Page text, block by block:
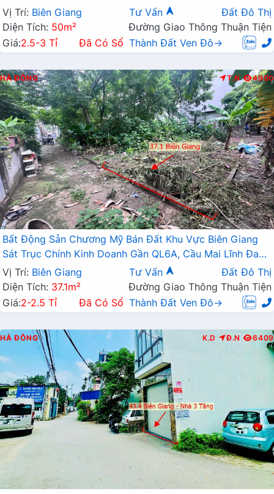
Vị Trí: Biên Giang Tư Vấn
Đất Đô Thị
Diện Tích: 50m²
Đường Giao Thông Thuận Tiện
Giá:2.5-3 Tỉ Đã Có Sổ Thành Đất Ven Đô→
HÀ ĐÔNG T.N 4900
Bất Động Sản Chương Mỹ Bán Đất Khu Vực Biên Giang
Sát Trục Chính Kinh Doanh Gần QL6A, Cầu Mai Lĩnh Đang
Mở Rộng
Vị Trí: Biên Giang Tư Vấn
Đất Đô Thị
Diện Tích: 37.1m²
Đường Giao Thông Thuận Tiện
Giá:2-2.5 Tỉ Đã Có Sổ Thành Đất Ven Đô→
HÀ ĐÔNG K.D Đ.N 6409